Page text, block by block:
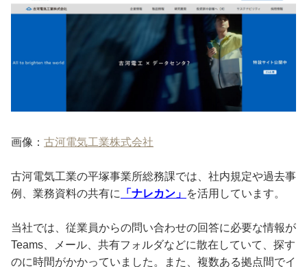
画像： 古河電気工業株式会社
古河電気工業の平塚事業所総務課では、社内規定や過去事
例、業務資料の共有に 「ナレカン」 を活用しています。
当社では、従業員からの問い合わせの回答に必要な情報が
Teams、メール、共有フォルダなどに散在していて、探す
のに時間がかかっていました。また、複数ある拠点間でイ